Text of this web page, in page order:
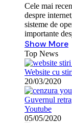
Cele mai
despre
sisteme de
importante
Show More
Top News
Website cu
20/03/2020
Guvernul
Youtube
05/05/2020